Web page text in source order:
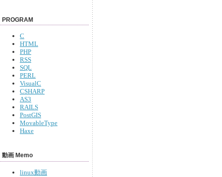
PROGRAM
C
HTML
PHP
RSS
SQL
PERL
VisualC
CSHARP
AS3
RAILS
PostGIS
MovableType
Haxe
動画 Memo
linux動画